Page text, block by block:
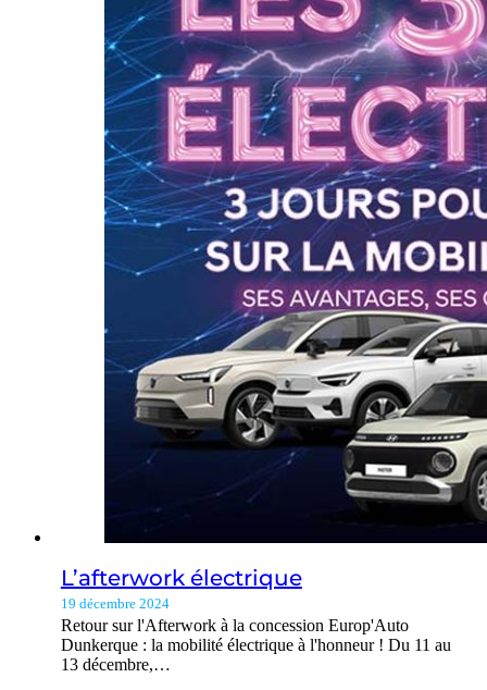
L’afterwork électrique
19 décembre 2024
Retour sur l'Afterwork à la concession Europ'Auto
Dunkerque : la mobilité électrique à l'honneur ! Du 11 au
13 décembre,…